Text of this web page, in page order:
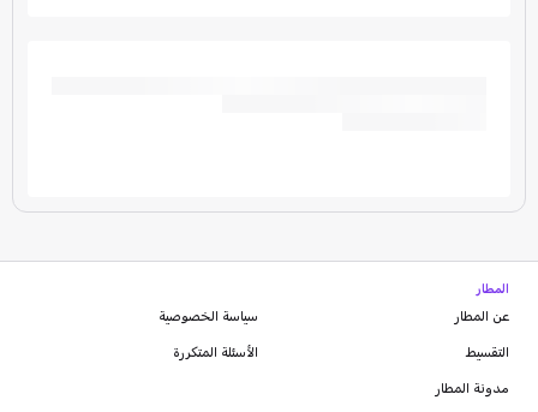
المطار
عن المطار
التقسيط
مدونة المطار
سياسة الخصوصية
الأسئلة المتكررة